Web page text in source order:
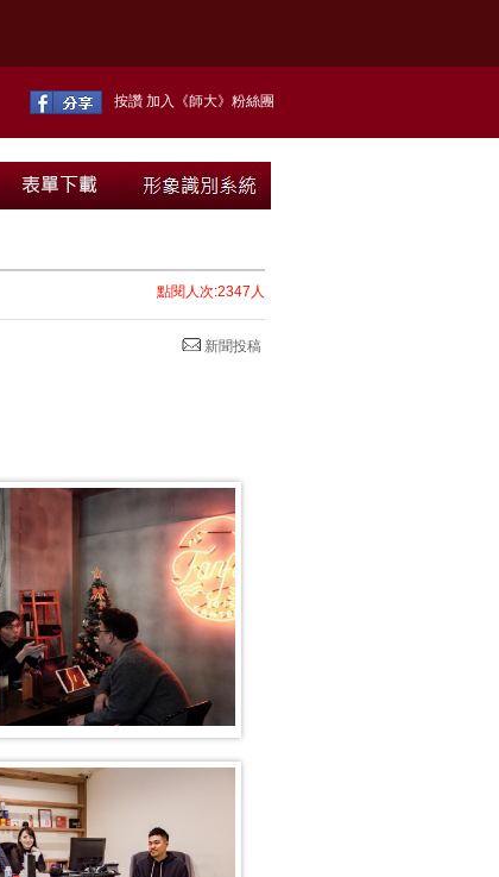
按讚 加入《師大》粉絲團
點閱人次:2347人
新聞投稿